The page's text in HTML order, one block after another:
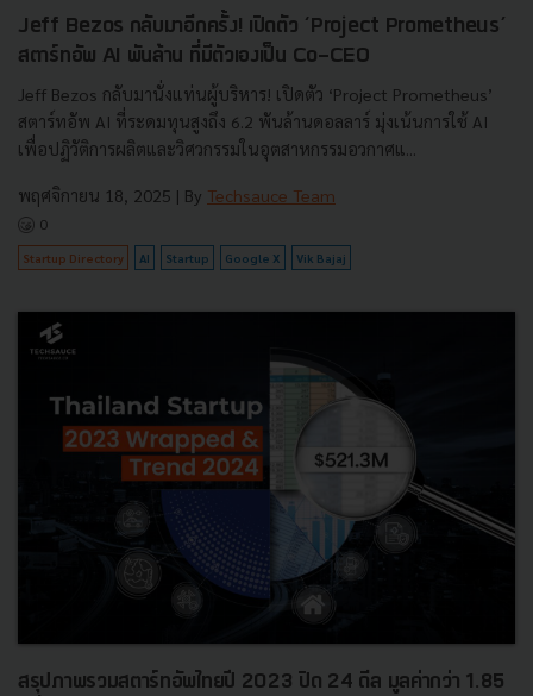
Jeff Bezos กลับมาอีกครั้ง! เปิดตัว ‘Project Prometheus’
สตาร์ทอัพ AI พันล้าน ที่มีตัวเองเป็น Co-CEO
Jeff Bezos กลับมานั่งแท่นผู้บริหาร! เปิดตัว ‘Project Prometheus’
สตาร์ทอัพ AI ที่ระดมทุนสูงถึง 6.2 พันล้านดอลลาร์ มุ่งเน้นการใช้ AI
เพื่อปฏิวัติการผลิตและวิศวกรรมในอุตสาหกรรมอวกาศแ...
พฤศจิกายน 18, 2025 | By Techsauce Team
0
Startup Directory AI Startup Google X Vik Bajaj
สรุปภาพรวมสตาร์ทอัพไทยปี 2023 ปิด 24 ดีล มูลค่ากว่า 1.85